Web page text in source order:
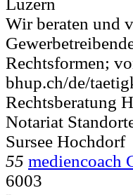
Wir beraten und
Rechtsformen;
bhup.ch/de/
Rechtsberatung
Notariat
Sursee Hochdorf
55 mediencoach
6003